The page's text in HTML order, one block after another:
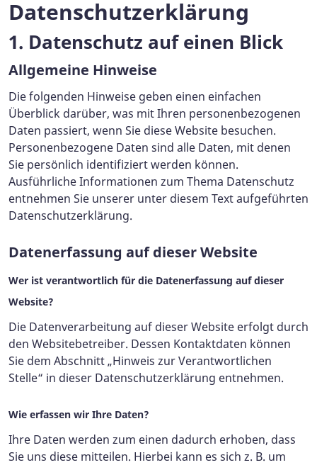
Datenschutz­erklärung
1. Datenschutz auf einen Blick
Allgemeine Hinweise
Die folgenden Hinweise geben einen einfachen
Überblick darüber, was mit Ihren personenbezogenen
Daten passiert, wenn Sie diese Website besuchen.
Personenbezogene Daten sind alle Daten, mit denen
Sie persönlich identifiziert werden können.
Ausführliche Informationen zum Thema Datenschutz
entnehmen Sie unserer unter diesem Text aufgeführten
Datenschutzerklärung.
Datenerfassung auf dieser Website
Wer ist verantwortlich für die Datenerfassung auf dieser
Website?
Die Datenverarbeitung auf dieser Website erfolgt durch
den Websitebetreiber. Dessen Kontaktdaten können
Sie dem Abschnitt „Hinweis zur Verantwortlichen
Stelle“ in dieser Datenschutzerklärung entnehmen.
Wie erfassen wir Ihre Daten?
Ihre Daten werden zum einen dadurch erhoben, dass
Sie uns diese mitteilen. Hierbei kann es sich z. B. um